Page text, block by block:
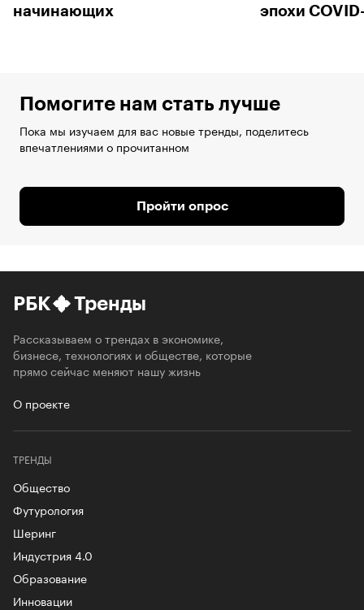
начинающих
эпохи
Помогите нам стать лучше
Пока мы изучаем для вас новые тренды, поделитесь
впечатлениями о прочитанном
Пройти опрос
РБК Тренды
Рассказываем о трендах в экономике,
бизнесе, технологиях и обществе, которые
прямо сейчас меняют нашу жизнь
О проекте
ТРЕНДЫ
Общество
Футурология
Шеринг
Индустрия 4.0
Образование
Инновации